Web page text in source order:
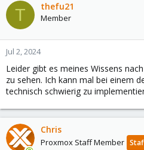
T thefu21
Member
Jul 2, 2024
Leider gibt es meines Wissens
zu sehen. Ich kann mal bei einem
technisch schwierig zu
Chris
Proxmox Staff Member